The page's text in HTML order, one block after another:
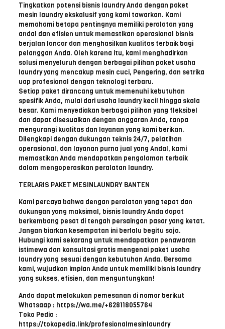
Tingkatkan potensi bisnis laundry Anda dengan paket
mesin laundry ekskalusif yang kami tawarkan. Kami
memahami betapa pentingnya memiliki peralatan yang
andal dan efisien untuk memastikan operasional bisnis
berjalan lancar dan menghasilkan kualitas terbaik bagi
pelanggan Anda. Oleh karena itu, kami menghadirkan
solusi menyeluruh dengan berbagai pilihan paket usaha
laundry yang mencakup mesin cuci, Pengering, dan setrika
uap profesional dengan teknologi terbaru.
Setiap paket dirancang untuk memenuhi kebutuhan
spesifik Anda, mulai dari usaha laundry kecil hingga skala
besar. Kami menyediakan berbagai pilihan yang fleksibel
dan dapat disesuaikan dengan anggaran Anda, tanpa
mengurangi kualitas dan layanan yang kami berikan.
Dilengkapi dengan dukungan teknis 24/7, pelatihan
operasional, dan layanan purna jual yang Andal, kami
memastikan Anda mendapatkan pengalaman terbaik
dalam mengoperasikan peralatan laundry.
TERLARIS PAKET MESINLAUNDRY BANTEN
Kami percaya bahwa dengan peralatan yang tepat dan
dukungan yang maksimal, bisnis laundry Anda dapat
berkembang pesat di tengah persaingan pasar yang ketat.
Jangan biarkan kesempatan ini berlalu begitu saja.
Hubungi kami sekarang untuk mendapatkan penawaran
istimewa dan konsultasi gratis mengenai paket usaha
laundry yang sesuai dengan kebutuhan Anda. Bersama
kami, wujudkan impian Anda untuk memiliki bisnis laundry
yang sukses, efisien, dan menguntungkan!
Anda dapat melakukan pemesanan di nomor berikut
Whatsaap : https://wa.me/+628118055764
Toko Pedia :
https://tokopedia.link/profesionalmesinlaundry